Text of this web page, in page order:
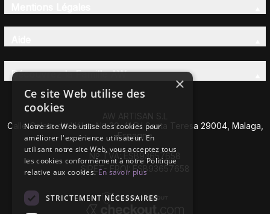
Découvrez la Famille AW
AW ARTISAN S.L
Calle Caleta de Vélez Nº 39-41 P.I Santa Teresa 29004, Malaga,
Espagne
Nº TVA: ESB93657658
SIRET- EROI: ESB93657658
×
Ce site Web utilise des
cookies
Notre site Web utilise des cookies pour
améliorer l'expérience utilisateur. En
utilisant notre site Web, vous acceptez tous
les cookies conformément à notre Politique
relative aux cookies.En savoir plus
STRICTEMENT NÉCESSAIRES